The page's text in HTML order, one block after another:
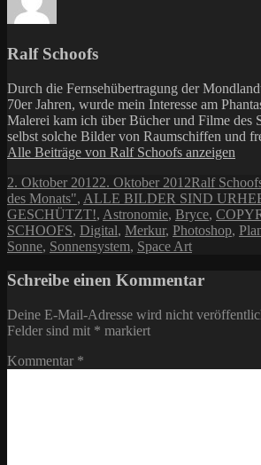
Ralf Schoofs
Durch die Fernsehübertragung der
70er Jahren, wurde mein Interesse am
Malerei kam ich über Bücher und Filme des
selbst solche Bilder von Raumschiffen und
Alle Beiträge von Ralf Schoofs anzeigen
Veröffentlicht
am
2. Oktober 20122. Oktober 2012Autor
Ralf
des Monats", ALLE BILDER SIND
GESCHÜTZT!, Astronomie, Bryce,
SCHOOFS, Digital, Merkur, Photoshop,
Sonne, Sonnensystem, Space Art
Schreibe einen Kommentar
Deine E-Mail-Adresse wird nicht
Felder sind mit * markiert
Kommentar *